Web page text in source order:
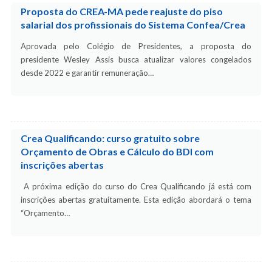
Proposta do CREA-MA pede reajuste do piso
salarial dos profissionais do Sistema Confea/Crea
Aprovada pelo Colégio de Presidentes, a proposta do
presidente Wesley Assis busca atualizar valores congelados
desde 2022 e garantir remuneração…
Crea Qualificando: curso gratuito sobre
Orçamento de Obras e Cálculo do BDI com
inscrições abertas
A próxima edição do curso do Crea Qualificando já está com
inscrições abertas gratuitamente. Esta edição abordará o tema
“Orçamento…